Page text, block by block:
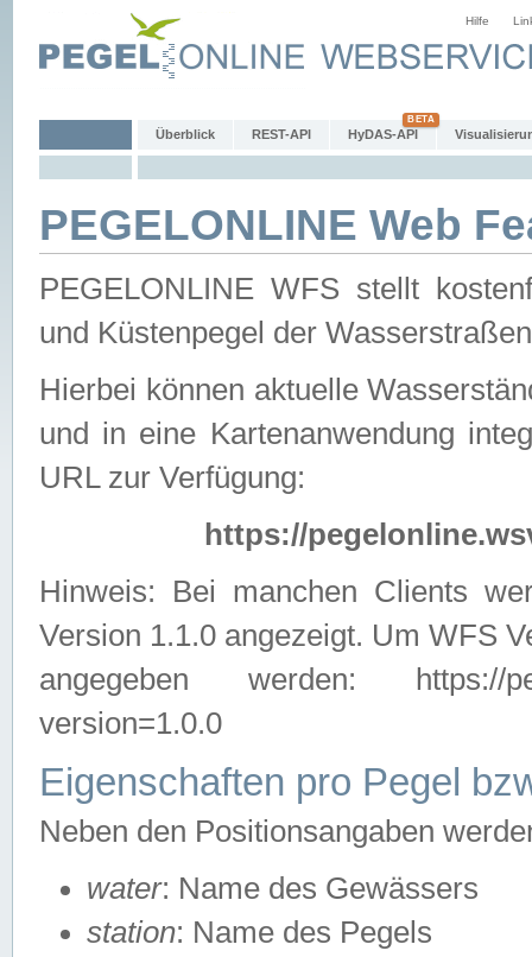
Hilfe
Überblick REST-API HyDAS-API
PEGELONLINE Web
PEGELONLINE WFS stellt
und Küstenpegel der
Hierbei können aktuelle
und in eine Kartenanwendung
URL zur Verfügung:
https://
Hinweis: Bei manchen Clients
Version 1.1.0 angezeigt. Um WFS
angegeben werden: https://
version=1.0.0
Eigenschaften pro Pegel
Neben den Positionsangaben
water: Name des Gewässers
station: Name des Pegels